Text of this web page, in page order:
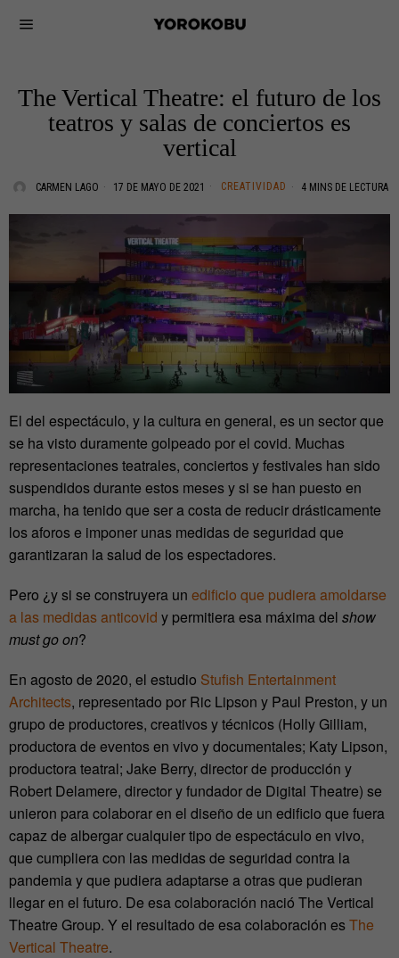
The Vertical Theatre: el futuro de los
teatros y salas de conciertos es
vertical
CARMEN LAGO 17 DE MAYO DE 2021 CREATIVIDAD 4 MINS DE LECTURA
El del espectáculo, y la cultura en general, es un sector que
se ha visto duramente golpeado por el covid. Muchas
representaciones teatrales, conciertos y festivales han sido
suspendidos durante estos meses y si se han puesto en
marcha, ha tenido que ser a costa de reducir drásticamente
los aforos e imponer unas medidas de seguridad que
garantizaran la salud de los espectadores.
Pero ¿y si se construyera un edificio que pudiera amoldarse
a las medidas anticovid y permitiera esa máxima del show
must go on?
En agosto de 2020, el estudio Stufish Entertainment
Architects, representado por Ric Lipson y Paul Preston, y un
grupo de productores, creativos y técnicos (Holly Gilliam,
productora de eventos en vivo y documentales; Katy Lipson,
productora teatral; Jake Berry, director de producción y
Robert Delamere, director y fundador de Digital Theatre) se
unieron para colaborar en el diseño de un edificio que fuera
capaz de albergar cualquier tipo de espectáculo en vivo,
que cumpliera con las medidas de seguridad contra la
pandemia y que pudiera adaptarse a otras que pudieran
llegar en el futuro. De esa colaboración nació The Vertical
Theatre Group. Y el resultado de esa colaboración esThe
Vertical Theatre.